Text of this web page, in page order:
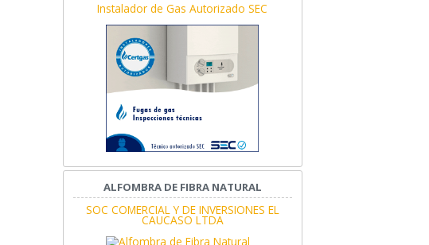
Instalador de Gas Autorizado SEC
ALFOMBRA DE FIBRA NATURAL
SOC COMERCIAL Y DE INVERSIONES EL
CAUCASO LTDA